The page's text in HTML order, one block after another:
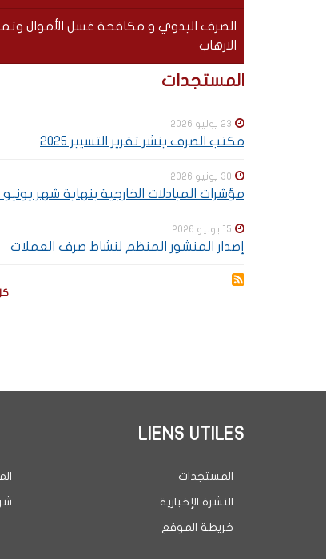
الصرف اليدوي و مكافحة غسل الأموال
الارهاب
SOUS-
Special
المستجدات
23 يوليو 2026
مكتب الصرف ينشر تقرير التسيير 2025
30 يونيو 2026
مؤشرات المبادلات الخارجية بنهاية شهر يونيو 2026
15 يونيو 2026
إصدار المنشور المنظم لنشاط صرف العملات
LIENS UTILES
المستجدات
النشرة الإخبارية
خريطة الموقع